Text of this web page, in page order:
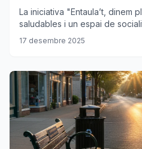
La iniciativa "Entaula’t, dinem
saludables i un espai de
anys al Berguedà.
17 desembre 2025